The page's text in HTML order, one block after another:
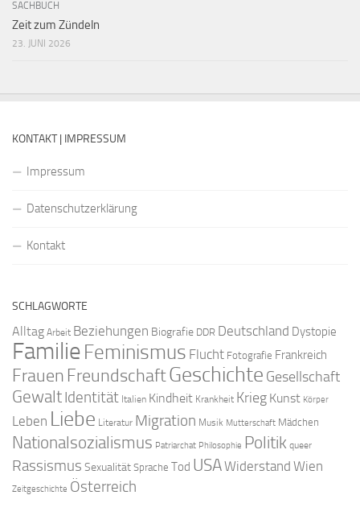
SACHBUCH
Zeit zum Zündeln
23. JUNI 2026
KONTAKT | IMPRESSUM
Impressum
Datenschutzerklärung
Kontakt
SCHLAGWORTE
Alltag Arbeit Beziehungen Biografie DDR Deutschland Dystopie
FamilieFeminismus Flucht Fotografie Frankreich
Frauen FreundschaftGeschichte Gesellschaft
GewaltIdentität Italien Kindheit Krankheit Krieg Kunst Körper
Leben Liebe Literatur Migration Musik Mutterschaft Mädchen
Nationalsozialismus Patriarchat Philosophie Politik queer
Rassismus SexualitätSprache Tod USAWiderstand Wien
Zeitgeschichte Österreich